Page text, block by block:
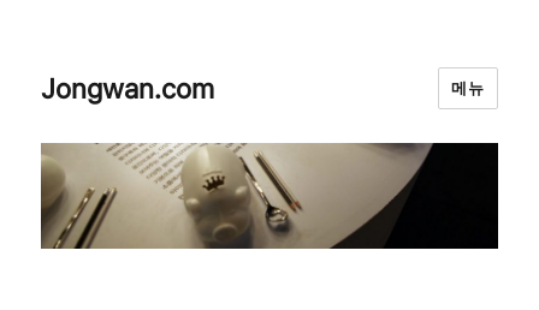
Jongwan.com 메뉴